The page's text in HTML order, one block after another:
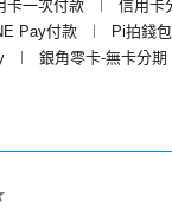
卡一次付款
︱ 信用卡
Pay付款 ︱ Pi拍錢包
︱ 銀角零卡-無卡分期